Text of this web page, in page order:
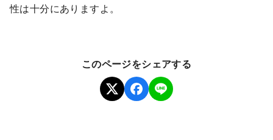
性は十分にありますよ。
このページをシェアする